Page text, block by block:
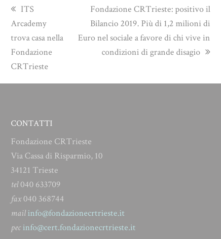
previous
post:
ITS
Arcademy
trova casa nella
Fondazione
CRTrieste
next
post:
Fondazione CRTrieste: positivo il
Bilancio 2019. Più di 1,2 milioni di
Euro nel sociale a favore di chi vive in
condizioni di grande disagio
CONTATTI
Fondazione CRTrieste
Via Cassa di Risparmio, 10
34121 Trieste
tel040 633709
fax040 368744
mailinfo@fondazionecrtrieste.it
pecinfo@cert.fondazionecrtrieste.it